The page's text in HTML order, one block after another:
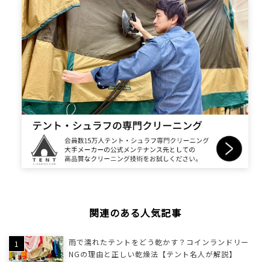
関連のある人気記事
雨で濡れたテントをどう乾かす？コインランドリー
NGの理由と正しい乾燥法【テント名人が解説】